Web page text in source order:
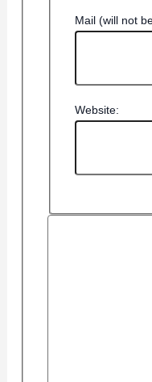
Mail (will not
Website: